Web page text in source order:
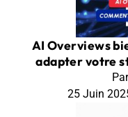
AI Overviews
adapter votre
25 Juin